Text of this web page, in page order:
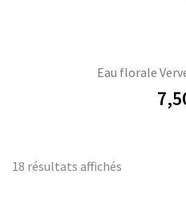
Eau florale
18 résultats affichés